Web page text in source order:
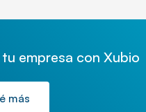
empresa con Xubio
más